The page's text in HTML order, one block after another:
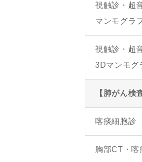
視触診・超
マンモグラ
視触診・超
3Dマンモグ
【肺がん検
喀痰細胞診
胸部CT・喀